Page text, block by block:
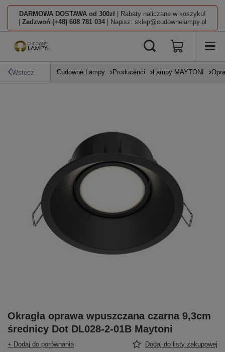
DARMOWA DOSTAWA od 300zł | Rabaty naliczane w koszyku!
Zadzwoń (+48) 608 781 034 | Napisz: sklep@cudownelampy.pl
Wstecz Cudowne Lampy Producenci Lampy MAYTONI
Okragła oprawa wpuszczana czarna 9,3cm
średnicy Dot DL028-2-01B Maytoni
+ Dodaj do porównania Dodaj do listy zakupowej